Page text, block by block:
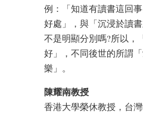
例：「知道有讀書這回
好處」，與「沉浸於讀
不是明顯分別嗎?所以，
好」，不同後世的所謂
樂」。
陳耀南教授
香港大學榮休教授，台